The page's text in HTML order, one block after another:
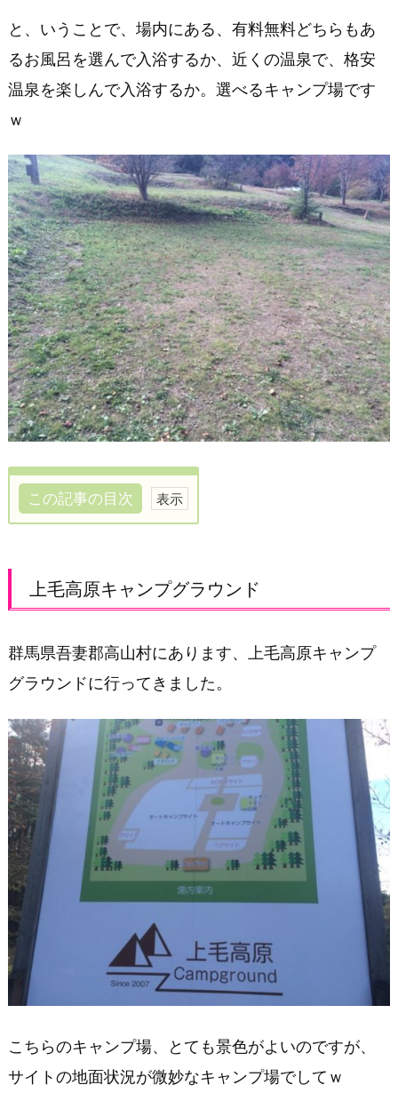
と、いうことで、場内にある、有料無料どちらもあ
るお風呂を選んで入浴するか、近くの温泉で、格安
温泉を楽しんで入浴するか。選べるキャンプ場です
ｗ
この記事の目次
高
原
ャ
プ
グ
ラ
ウ
ン
ド
上
プ
ラ
ウ
上毛高原キャンプグラウンド
群馬県吾妻郡高山村にあります、上毛高原キャンプ
グラウンドに行ってきました。
こちらのキャンプ場、とても景色がよいのですが、
サイトの地面状況が微妙なキャンプ場でしてｗ